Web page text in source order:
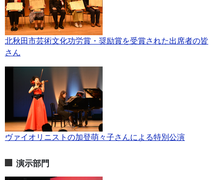
北秋田市芸術文化功労賞・奨励賞を受賞された出席者の皆
さん
ヴァイオリニストの加登萌々子さんによる特別公演
演示部門